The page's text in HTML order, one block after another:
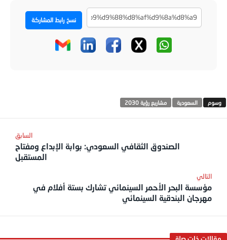
نسخ رابط المشاركة
السعودية مشاريع رؤية 2030
الصندوق الثقافي السعودي: بوابة الإبداع ومفتاح
المستقبل
مؤسسة البحر الأحمر السينمائي تشارك بستة أفلام في
مهرجان البندقية السينمائي